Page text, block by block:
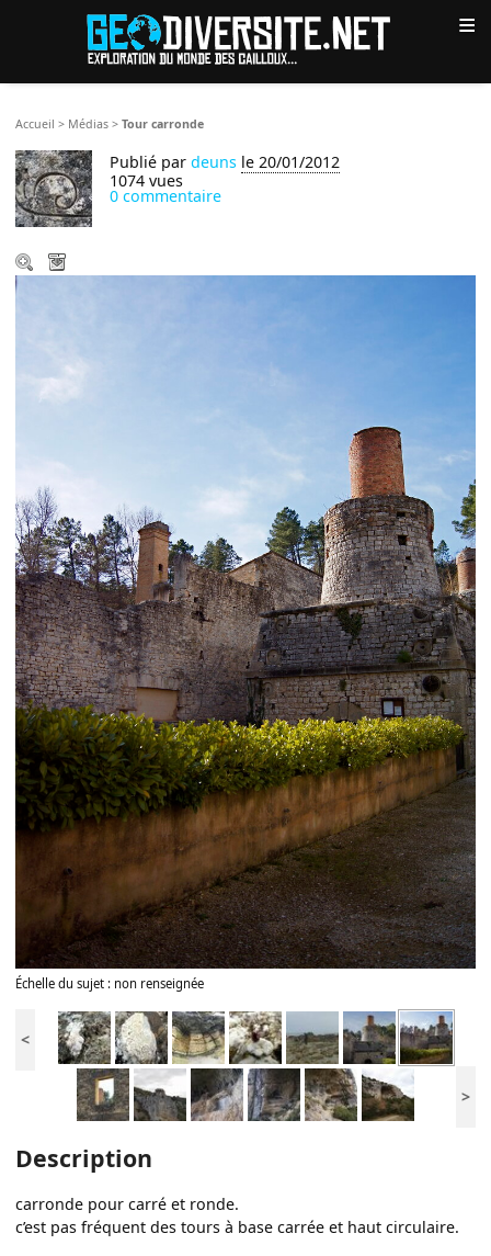
≡
Accueil > Médias >Tour carronde
Publié pardeuns le 20/01/2012
1074 vues
0 commentaire
Échelle du sujet : non renseignée
<
>
Description
carronde pour carré et ronde.
c’est pas fréquent des tours à base carrée et haut circulaire.